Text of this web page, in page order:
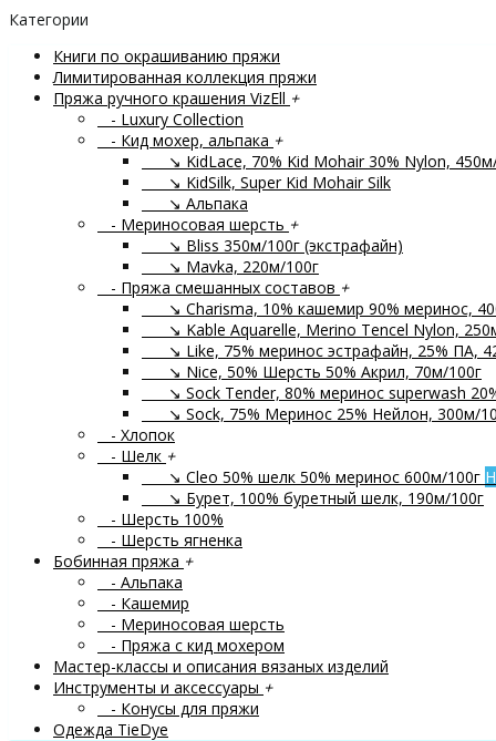
Категории
Книги по окрашиванию пряжи
Лимитированная коллекция пряжи
Пряжа ручного крашения VizEll +
- Luxury Collection
- Кид мохер, альпака +
↘ KidLace, 70% Kid Mohair 30% Nylon,
↘ KidSilk, Super Kid Mohair Silk
↘ Альпака
- Мериносовая шерсть +
↘ Bliss 350м/100г (экстрафайн)
↘ Mavka, 220м/100г
- Пряжа смешанных составов +
↘ Charisma, 10% кашемир 90% меринос,
↘ Kable Aquarelle, Merino Tencel Nylon,
↘ Like, 75% меринос эстрафайн, 25% ПА,
↘ Nice, 50% Шерсть 50% Акрил, 70м/100г
↘ Sock Tender, 80% меринос superwash
↘ Sock, 75% Меринос 25% Нейлон, 300м/
- Хлопок
- Шелк +
↘ Cleo 50% шелк 50% меринос 600м/100г
↘ Бурет, 100% буретный шелк, 190м/100г
- Шерсть 100%
- Шерсть ягненка
Бобинная пряжа +
- Альпака
- Кашемир
- Мериносовая шерсть
- Пряжа с кид мохером
Мастер-классы и описания вязаных изделий
Инструменты и аксессуары +
- Конусы для пряжи
Одежда TieDye